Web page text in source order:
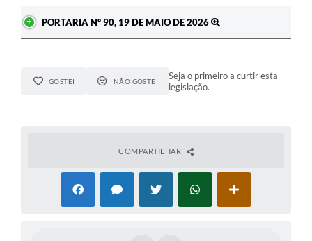
PORTARIA Nº 90, 19 DE MAIO DE 2026
GOSTEI NÃO GOSTEI
Seja o primeiro a curtir esta
legislação.
COMPARTILHAR